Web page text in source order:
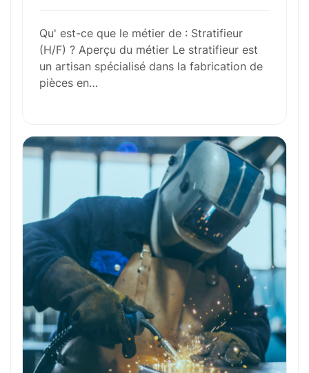
l’aventure avecnous
N’attendez plus !
spontanée
Votre nom
Votre e-mail
Numéro de téléphone
Qu' est-ce que le métier de : Stratifieur
(H/F) ? Aperçu du métier Le stratifieur est
un artisan spécialisé dans la fabrication de
pièces en…